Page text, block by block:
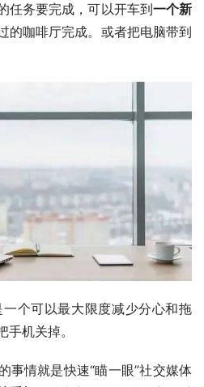
任务要完成，可以开车到一个新
的咖啡厅完成。或者把电脑带到
一个可以最大限度减少分心和拖
机关掉。
事情就是快速“瞄一眼”社交媒体